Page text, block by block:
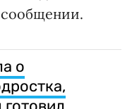
сообщении.
о